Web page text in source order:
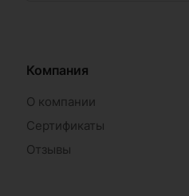
Компания
О компании
Сертификаты
Отзывы